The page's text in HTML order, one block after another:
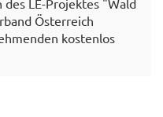
Österreich
kostenlos